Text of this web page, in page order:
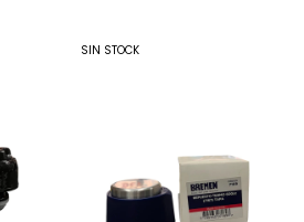
SIN STOCK